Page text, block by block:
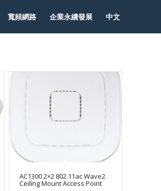
寬頻網路 企業永續發展 中文
AC1300 2×2 802.11ac Wave2
Ceiling Mount Access Point